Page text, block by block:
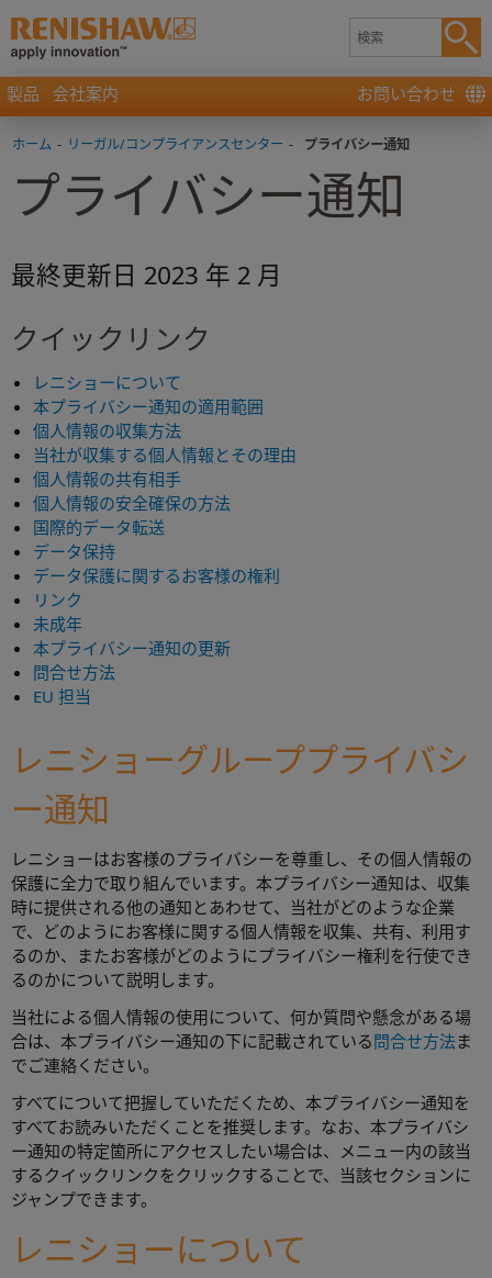
製品 会社案内 お問い合わせ
ホーム - リーガル/コンプライアンスセンター - プライバシー通知
プライバシー通知
最終更新日 2023 年 2 月
クイックリンク
レニショーについて
本プライバシー通知の適用範囲
個人情報の収集方法
当社が収集する個人情報とその理由
個人情報の共有相手
個人情報の安全確保の方法
国際的データ転送
データ保持
データ保護に関するお客様の権利
リンク
未成年
本プライバシー通知の更新
問合せ方法
EU 担当
レニショーグループプライバシ
ー通知
レニショーはお客様のプライバシーを尊重し、その個人情報の
保護に全力で取り組んでいます。本プライバシー通知は、収集
時に提供される他の通知とあわせて、当社がどのような企業
で、どのようにお客様に関する個人情報を収集、共有、利用す
るのか、またお客様がどのようにプライバシー権利を行使でき
るのかについて説明します。
当社による個人情報の使用について、何か質問や懸念がある場
合は、本プライバシー通知の下に記載されている問合せ方法ま
でご連絡ください。
すべてについて把握していただくため、本プライバシー通知を
すべてお読みいただくことを推奨します。なお、本プライバシ
ー通知の特定箇所にアクセスしたい場合は、メニュー内の該当
するクイックリンクをクリックすることで、当該セクションに
ジャンプできます。
レニショーについて